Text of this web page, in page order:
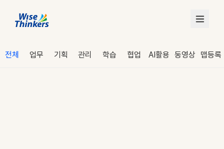
전체 업무 기획 관리 학습 협업 AI활용 동영상 맵등록